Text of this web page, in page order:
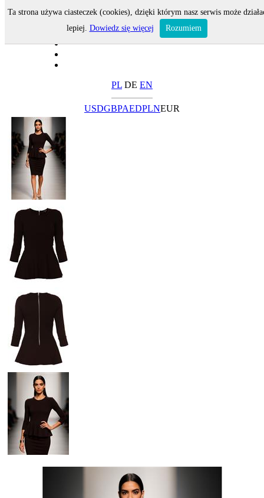
PL DE EN
USDGBPAEDPLNEUR
Ta strona używa ciasteczek (cookies), dzięki którym nasz serwis może
lepiej. Dowiedz się więcej Rozumiem